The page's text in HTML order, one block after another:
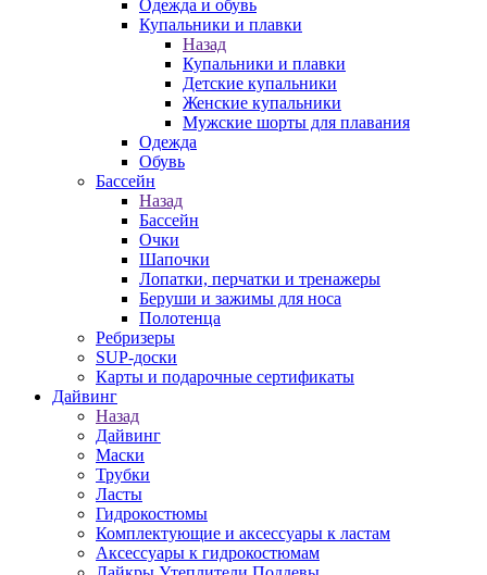
Одежда и обувь
Купальники и плавки
Назад
Купальники и плавки
Детские купальники
Женские купальники
Мужские шорты для плавания
Одежда
Обувь
Бассейн
Назад
Бассейн
Очки
Шапочки
Лопатки, перчатки и тренажеры
Беруши и зажимы для носа
Полотенца
Ребризеры
SUP-доски
Карты и подарочные сертификаты
Дайвинг
Назад
Дайвинг
Маски
Трубки
Ласты
Гидрокостюмы
Комплектующие и аксессуары к ластам
Аксессуары к гидрокостюмам